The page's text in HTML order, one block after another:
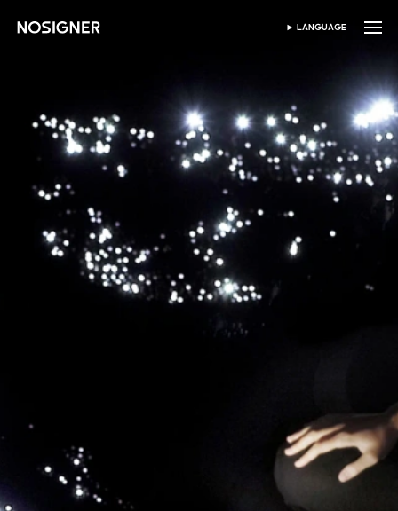
ANA SAYFA
DIL SEÇIN
LANGUAGE